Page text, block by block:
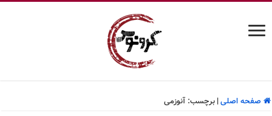
صفحه اصلی| برچسب:آنوزمی